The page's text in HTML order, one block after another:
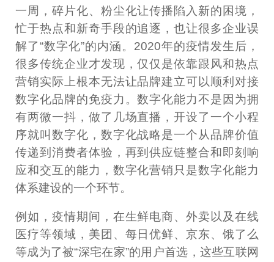
一周，碎片化、粉尘化让传播陷入新的困境，
忙于热点和新奇手段的追逐，也让很多企业误
解了“数字化”的内涵。2020年的疫情发生后，
很多传统企业才发现，仅仅是依靠跟风和热点
营销实际上根本无法让品牌建立可以顺利对接
数字化品牌的免疫力。数字化能力不是因为拥
有两微一抖，做了几场直播，开设了一个小程
序就叫数字化，数字化战略是一个从品牌价值
传递到消费者体验，再到供应链整合和即刻响
应和交互的能力，数字化营销只是数字化能力
体系建设的一个环节。
例如，疫情期间，在生鲜电商、外卖以及在线
医疗等领域，美团、每日优鲜、京东、饿了么
等成为了被“深宅在家”的用户首选，这些互联网